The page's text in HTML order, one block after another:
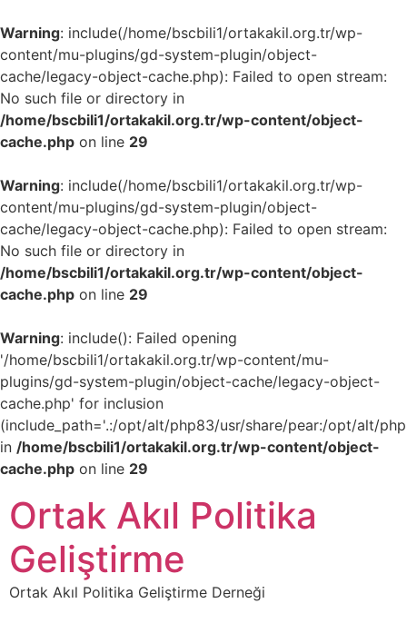
Warning: include(/home/bscbili1/ortakakil.org.tr/wp-
content/mu-plugins/gd-system-plugin/object-
cache/legacy-object-cache.php): Failed to open stream:
No such file or directory in
/home/bscbili1/ortakakil.org.tr/wp-content/object-
cache.php on line 29
Warning: include(/home/bscbili1/ortakakil.org.tr/wp-
content/mu-plugins/gd-system-plugin/object-
cache/legacy-object-cache.php): Failed to open stream:
No such file or directory in
/home/bscbili1/ortakakil.org.tr/wp-content/object-
cache.php on line 29
Warning: include(): Failed opening
'/home/bscbili1/ortakakil.org.tr/wp-content/mu-
plugins/gd-system-plugin/object-cache/legacy-object-
cache.php' for inclusion
(include_path='.:/opt/alt/php83/usr/share/pear:/opt/alt/
in /home/bscbili1/ortakakil.org.tr/wp-content/object-
cache.php on line 29
Ortak Akıl Politika
Geliştirme
Ortak Akıl Politika Geliştirme Derneği